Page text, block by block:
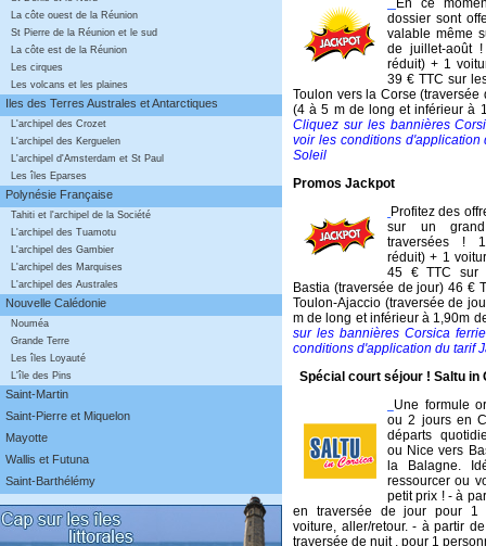
La côte ouest de la Réunion
St Pierre de la Réunion et le sud
La côte est de la Réunion
Les cirques
Les volcans et les plaines
Iles des Terres Australes et Antarctiques
L'archipel des Crozet
L'archipel des Kerguelen
L'archipel d'Amsterdam et St Paul
Les îles Eparses
Polynésie Française
Tahiti et l'archipel de la Société
L'archipel des Tuamotu
L'archipel des Gambier
L'archipel des Marquises
L'archipel des Australes
Nouvelle Calédonie
Nouméa
Grande Terre
Les îles Loyauté
L'île des Pins
Saint-Martin
Saint-Pierre et Miquelon
Mayotte
Wallis et Futuna
Saint-Barthélémy
dossier sont
valable même
de juillet-août
réduit) + 1
39 € TTC sur
Toulon vers la Corse (traversée
(4 à 5 m de long et inférieur à
Cliquez sur les bannières
voir les conditions d'application
Soleil
Promos Jackpot
Profitez des
sur un
traversées !
réduit) + 1
45 € TTC sur
Bastia (traversée de jour) 46 €
Toulon-Ajaccio (traversée de
m de long et inférieur à 1,90m
sur les bannières Corsica
conditions d'application du tarif
Spécial court séjour ! Saltu in
Une formule
ou 2 jours en
départs
ou Nice vers
la Balagne.
ressourcer ou
petit prix ! - à
en traversée de jour pour 1
voiture, aller/retour. - à partir
traversée de nuit , pour 1